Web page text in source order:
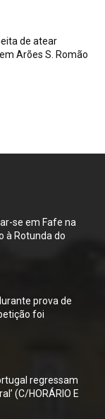
de atear
Arões S. Romão
se em Fafe na
à Rotunda do
prova de
foi
regressam
(C/HORÁRIO E